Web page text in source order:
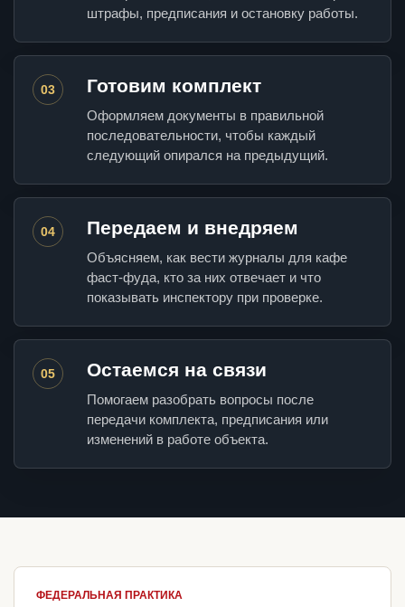
штрафы, предписания и остановку работы.
03 Готовим комплект
Оформляем документы в правильной
последовательности, чтобы каждый
следующий опирался на предыдущий.
04 Передаем и внедряем
Объясняем, как вести журналы для кафе
фаст-фуда, кто за них отвечает и что
показывать инспектору при проверке.
05 Остаемся на связи
Помогаем разобрать вопросы после
передачи комплекта, предписания или
изменений в работе объекта.
ФЕДЕРАЛЬНАЯ ПРАКТИКА